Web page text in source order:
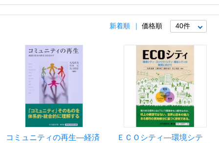
新着順 価格順
コミュニティの再生―経済
ＥＣＯシティ―環境シテ